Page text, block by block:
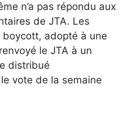
n’a pas répondu aux
de JTA. Les
adopté à une
le JTA à un
distribué
vote de la semaine